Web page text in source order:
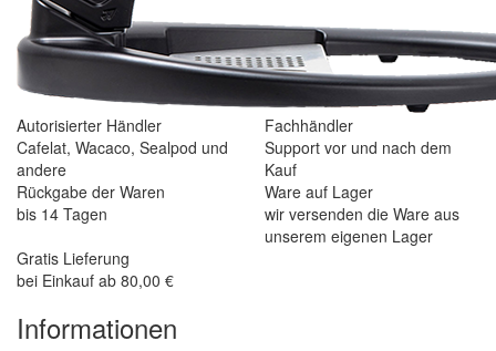
Autorisierter Händler
Cafelat, Wacaco, Sealpod und
andere
Fachhändler
Support vor und nach dem
Kauf
Rückgabe der Waren
bis 14 Tagen
Ware auf Lager
wir versenden die Ware aus
unserem eigenen Lager
Gratis Lieferung
bei Einkauf ab 80,00 €
Informationen